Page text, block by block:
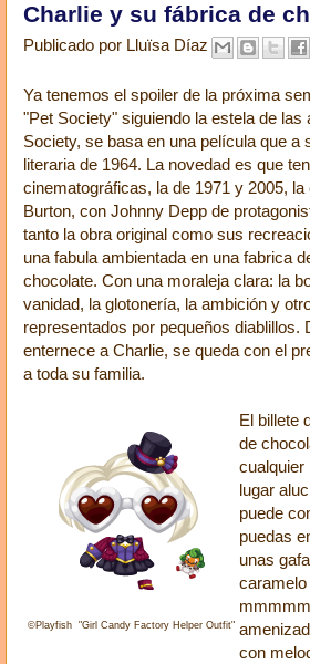
Charlie y su fábrica de
Publicado por Lluïsa Díaz
Ya tenemos el spoiler de la próxima
"Pet Society" siguiendo la estela de
Society, se basa en una película que a
literaria de 1964. La novedad es que
cinematográficas, la de 1971 y 2005, la
Burton, con Johnny Depp de
tanto la obra original como sus
una fabula ambientada en una fabrica
chocolate. Con una moraleja clara: la
vanidad, la glotonería, la ambición y
representados por pequeños diablillos.
enternece a Charlie, se queda con el
a toda su familia.
©Playfish "Girl Candy Factory Helper Outfit"
El billete
de
cualquier
lugar
puede
puedas
unas
caramelo
con